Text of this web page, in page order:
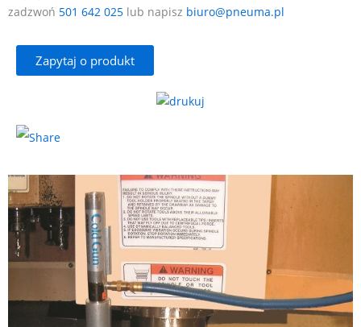
zadzwoń 501 642 025 lub napisz biuro@pneuma.pl
Zapytaj o produkt